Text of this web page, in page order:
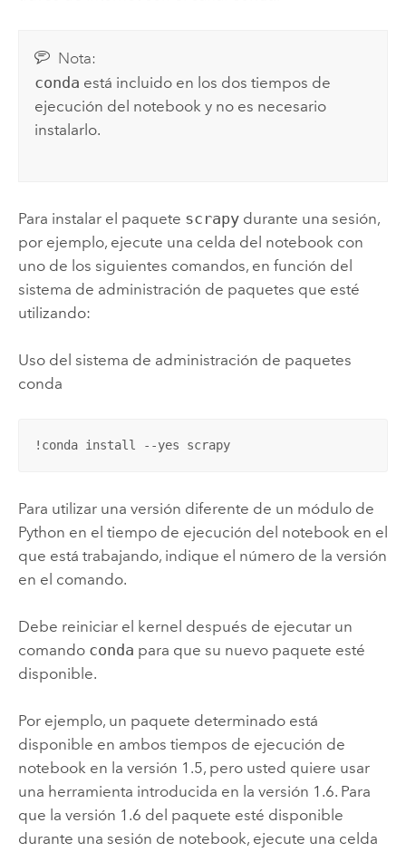
Nota:
conda está incluido en los dos tiempos de
ejecución del notebook y no es necesario
instalarlo.
Para instalar el paquete scrapydurante una sesión,
por ejemplo, ejecute una celda del notebook con
uno de los siguientes comandos, en función del
sistema de administración de paquetes que esté
utilizando:
Uso del sistema de administración de paquetes
conda
!conda install --yes scrapy
Para utilizar una versión diferente de un módulo de
Python en el tiempo de ejecución del notebook en el
que está trabajando, indique el número de la versión
en el comando.
Debe reiniciar el kernel después de ejecutar un
comando conda para que su nuevo paquete esté
disponible.
Por ejemplo, un paquete determinado está
disponible en ambos tiempos de ejecución de
notebook en la versión 1.5, pero usted quiere usar
una herramienta introducida en la versión 1.6. Para
que la versión 1.6 del paquete esté disponible
durante una sesión de notebook, ejecute una celda